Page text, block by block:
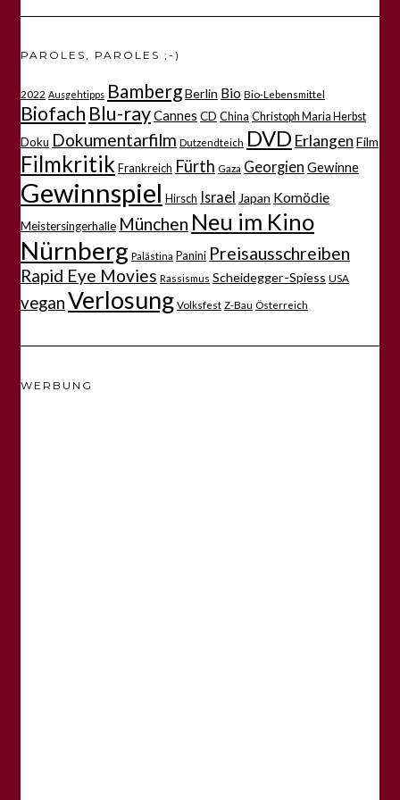
PAROLES, PAROLES ;-)
2022 Ausgehtipps BambergBerlin Bio Bio-Lebensmittel
Biofach Blu-rayCannes CD China Christoph Maria Herbst
Doku Dokumentarfilm Dutzendteich DVD Erlangen Film
Filmkritik Frankreich Fürth Gaza Georgien Gewinne
Gewinnspiel Hirsch Israel Japan Komödie
Meistersingerhalle München Neu im Kino
Nürnberg Palästina Panini Preisausschreiben
Rapid Eye Movies Rassismus Scheidegger-Spiess USA
veganVerlosung Volksfest Z-Bau Österreich
WERBUNG